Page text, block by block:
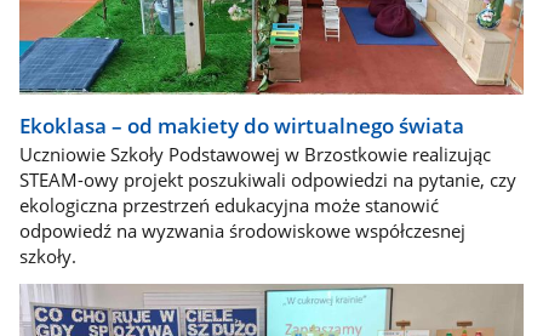
Ekoklasa – od makiety do wirtualnego świata
Uczniowie Szkoły Podstawowej w Brzostkowie realizując
STEAM-owy projekt poszukiwali odpowiedzi na pytanie, czy
ekologiczna przestrzeń edukacyjna może stanowić
odpowiedź na wyzwania środowiskowe współczesnej
szkoły.